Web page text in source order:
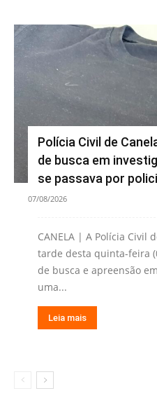
Polícia Civil de
de busca em
se passava por
07/08/2026
CANELA | A Polícia Civil
tarde desta quinta-feira
de busca e apreensão
uma...
Leia mais